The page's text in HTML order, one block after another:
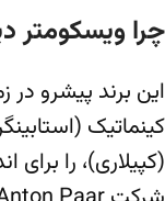
چرا ویسکومتر
این برند پیشرو در
(کپیلاری)، را برای